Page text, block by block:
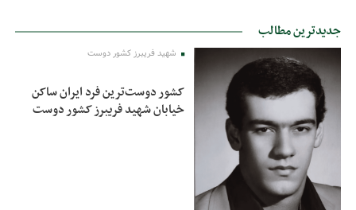
جدیدترین مطالب
شهید فریبرز کشور دوست
کشور دوست‌ترین فرد ایران ساکن
خیابان شهید فریبرز کشور دوست